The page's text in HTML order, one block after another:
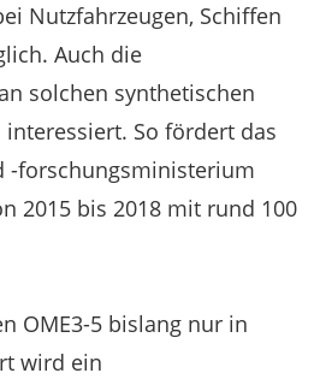
Nutzfahrzeugen, Schiffen
Auch die
solchen synthetischen
So fördert das
-forschungsministerium
2015 bis 2018 mit rund 100
OME3-5 bislang nur in
wird ein